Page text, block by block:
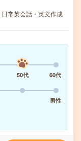
常英会話・英文作成
50代
60代
男性